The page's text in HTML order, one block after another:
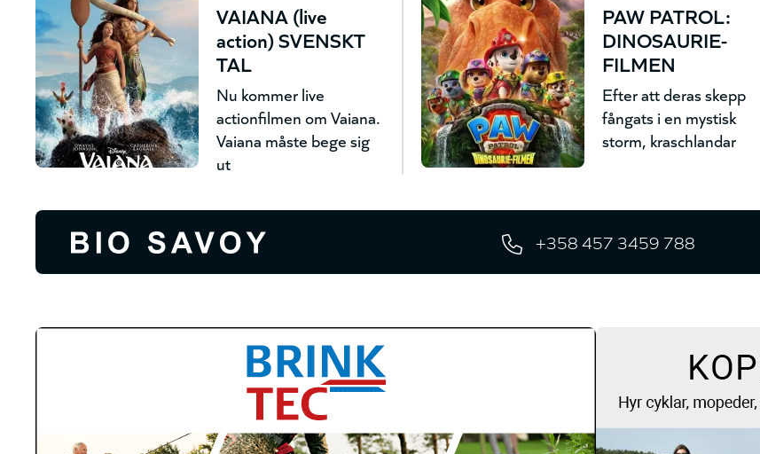
VAIANA (live
action) SVENSKT
TAL
Nu kommer live
actionfilmen om Vaiana.
Vaiana måste bege sig
ut
PAW PATROL:
DINOSAURIE-
FILMEN
Efter att deras skepp
fångats i en mystisk
storm, kraschlandar
+358 457 3459 788